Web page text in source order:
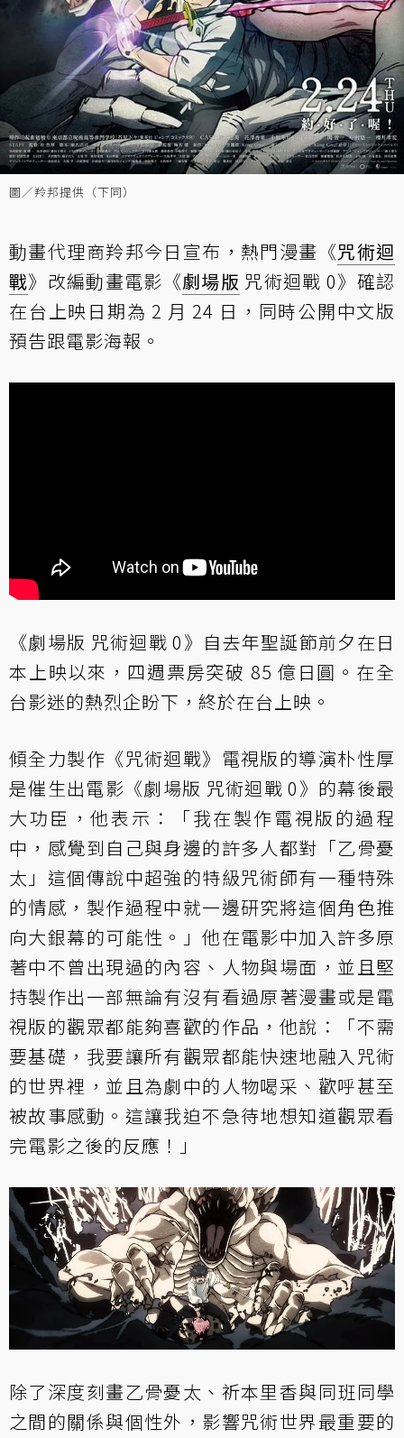
圖／羚邦提供（下同）
動畫代理商羚邦今日宣布，熱門漫畫《咒術迴
戰》改編動畫電影《劇場版 咒術迴戰 0》確認
在台上映日期為 2 月 24 日，同時公開中文版
預告跟電影海報。
《劇場版 咒術迴戰 0》自去年聖誕節前夕在日
本上映以來，四週票房突破 85 億日圓。在全
台影迷的熱烈企盼下，終於在台上映。
傾全力製作《咒術迴戰》電視版的導演朴性厚
是催生出電影《劇場版 咒術迴戰 0》的幕後最
大功臣，他表示：「我在製作電視版的過程
中，感覺到自己與身邊的許多人都對「乙骨憂
太」這個傳說中超強的特級咒術師有一種特殊
的情感，製作過程中就一邊研究將這個角色推
向大銀幕的可能性。」他在電影中加入許多原
著中不曾出現過的內容、人物與場面，並且堅
持製作出一部無論有沒有看過原著漫畫或是電
視版的觀眾都能夠喜歡的作品，他說：「不需
要基礎，我要讓所有觀眾都能快速地融入咒術
的世界裡，並且為劇中的人物喝采、歡呼甚至
被故事感動。這讓我迫不急待地想知道觀眾看
完電影之後的反應！」
除了深度刻畫乙骨憂太、祈本里香與同班同學
之間的關係與個性外，影響咒術世界最重要的